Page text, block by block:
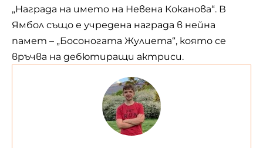
„Награда на името на Невена Коканова“. В
Ямбол също е учредена награда в нейна
памет – „Босоногата Жулиета“, която се
връчва на дебютиращи актриси.